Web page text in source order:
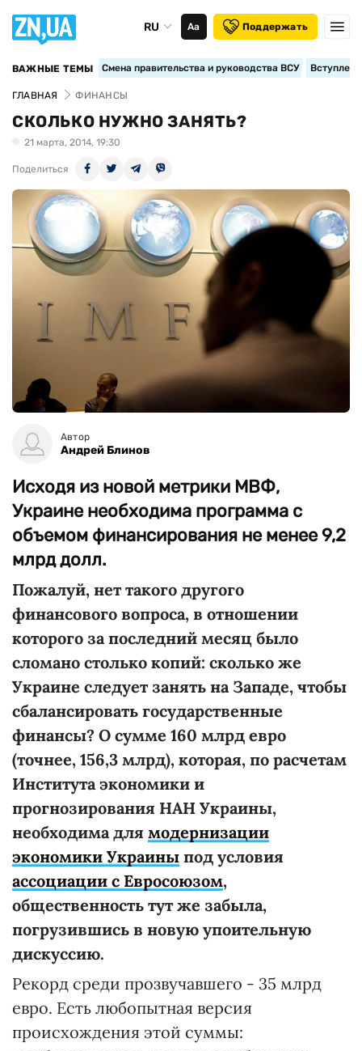
RU Аа Поддержать
ВАЖНЫЕ ТЕМЫ Смена правительства и руководства ВСУ
ГЛАВНАЯ ФИНАНСЫ
СКОЛЬКО НУЖНО ЗАНЯТЬ?
21 марта, 2014, 19:30
Поделиться
Автор
Андрей Блинов
Исходя из новой метрики МВФ,
Украине необходима программа с
объемом финансирования не менее 9,2
млрд долл.
Пожалуй, нет такого другого
финансового вопроса, в отношении
которого за последний месяц было
сломано столько копий: сколько же
Украине следует занять на Западе, чтобы
сбалансировать государственные
финансы? О сумме 160 млрд евро
(точнее, 156,3 млрд), которая, по расчетам
Института экономики и
прогнозирования НАН Украины,
необходима для модернизации
экономики Украины под условия
ассоциации с Евросоюзом,
общественность тут же забыла,
погрузившись в новую упоительную
дискуссию.
Рекорд среди прозвучавшего - 35 млрд
евро. Есть любопытная версия
происхождения этой суммы: